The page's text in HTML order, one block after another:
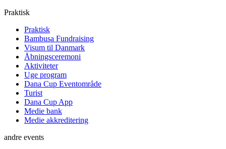
Praktisk
Praktisk
Bambusa Fundraising
Visum til Danmark
Åbningsceremoni
Aktiviteter
Uge program
Dana Cup Eventområde
Turist
Dana Cup App
Medie bank
Medie akkreditering
andre events